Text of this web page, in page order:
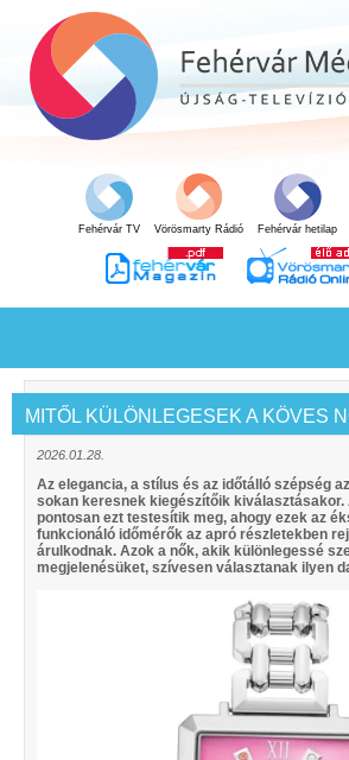
Fehérvár TV Vörösmarty Rádió Fehérvár hetilap
MITŐL KÜLÖNLEGESEK A KÖVES
2026.01.28.
Az elegancia, a stílus és az időtálló szépség
sokan keresnek kiegészítőik kiválasztásakor.
pontosan ezt testesítik meg, ahogy ezek az
funkcionáló időmérők az apró részletekben
árulkodnak. Azok a nők, akik különlegessé
megjelenésüket, szívesen választanak ilyen